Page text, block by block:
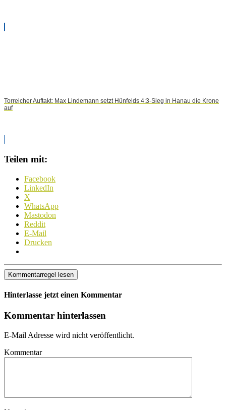
Torreicher Auftakt: Max Lindemann setzt Hünfelds 4:3-Sieg in Hanau die Krone
auf
Teilen mit:
Facebook
LinkedIn
X
WhatsApp
Mastodon
Reddit
E-Mail
Drucken
Kommentarregel lesen
Hinterlasse jetzt einen Kommentar
Kommentar hinterlassen
E-Mail Adresse wird nicht veröffentlicht.
Kommentar